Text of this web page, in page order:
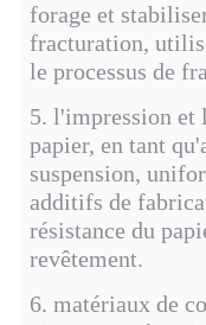
forage et
fracturation,
le processus de
5. l'impression et
papier, en tant
suspension,
additifs de
résistance du
revêtement.
6. matériaux de